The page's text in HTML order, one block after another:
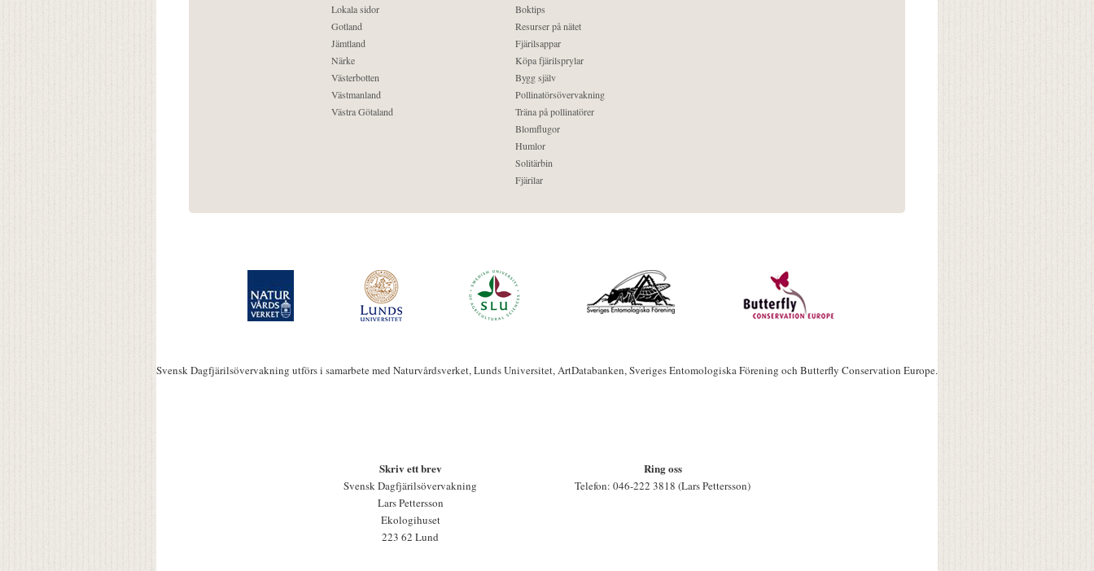
Lokala sidor
Gotland
Jämtland
Närke
Västerbotten
Västmanland
Västra Götaland
Boktips
Resurser på nätet
Fjärilsappar
Köpa fjärilsprylar
Bygg själv
Pollinatörsövervakning
Träna på pollinatörer
Blomflugor
Humlor
Solitärbin
Fjärilar
Svensk Dagfjärilsövervakning utförs i samarbete med Naturvårdsverket, Lunds Universitet, ArtDatabanken, Sveriges Entomologiska Förening och Butterfly Conservation Europe.
Skriv ett brev
Svensk Dagfjärilsövervakning
Lars Pettersson
Ekologihuset
223 62 Lund
Ring oss
Telefon: 046-222 3818 (Lars Pettersson)